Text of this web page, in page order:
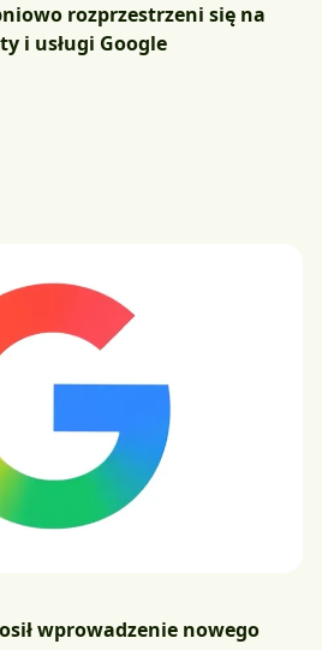
rozprzestrzeni się na
i usługi Google
wprowadzenie nowego